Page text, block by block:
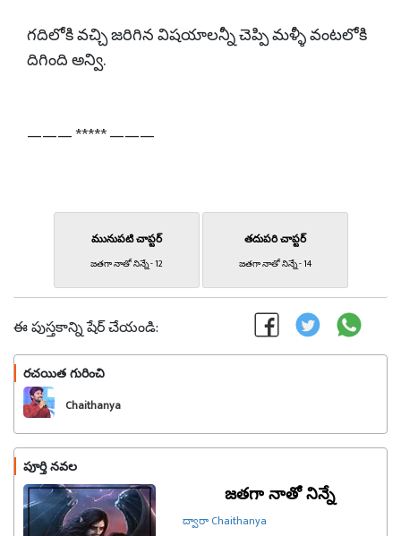
గదిలోకి వచ్చి జరిగిన విషయాలన్నీ చెప్పి మళ్ళీ వంటలోకి
దిగింది అన్వి.
——— ***** ———
మునుపటి చాప్టర్
జతగా నాతో నిన్నే - 12
తదుపరి చాప్టర్
జతగా నాతో నిన్నే - 14
ఈ పుస్తకాన్ని షేర్ చేయండి:
రచయిత గురించి
Chaithanya
పూర్తి నవల
జతగా నాతో నిన్నే
ద్వారా Chaithanya